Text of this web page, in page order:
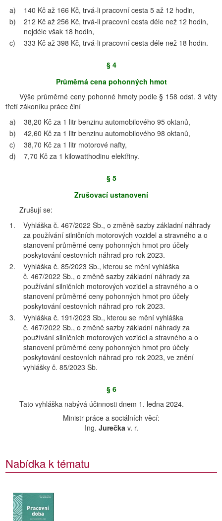
a)
140 Kč až 166 Kč, trvá-li pracovní cesta 5 až 12 hodin,
b)
212 Kč až 256 Kč, trvá-li pracovní cesta déle než 12 hodin,
nejdéle však 18 hodin,
c)
333 Kč až 398 Kč, trvá-li pracovní cesta déle než 18 hodin.
§ 4
Průměrná cena pohonných hmot
Výše průměrné ceny pohonné hmoty podle § 158 odst. 3 věty
třetí zákoníku práce činí
a)
38,20 Kč za 1 litr benzinu automobilového 95 oktanů,
b)
42,60 Kč za 1 litr benzinu automobilového 98 oktanů,
c)
38,70 Kč za 1 litr motorové nafty,
d)
7,70 Kč za 1 kilowatthodinu elektřiny.
§ 5
Zrušovací ustanovení
Zrušují se:
1.
Vyhláška č. 467/2022 Sb., o změně sazby základní náhrady
za používání silničních motorových vozidel a stravného a o
stanovení průměrné ceny pohonných hmot pro účely
poskytování cestovních náhrad pro rok 2023.
2.
Vyhláška č. 85/2023 Sb., kterou se mění vyhláška
č. 467/2022 Sb., o změně sazby základní náhrady za
používání silničních motorových vozidel a stravného a o
stanovení průměrné ceny pohonných hmot pro účely
poskytování cestovních náhrad pro rok 2023.
3.
Vyhláška č. 191/2023 Sb., kterou se mění vyhláška
č. 467/2022 Sb., o změně sazby základní náhrady za
používání silničních motorových vozidel a stravného a o
stanovení průměrné ceny pohonných hmot pro účely
poskytování cestovních náhrad pro rok 2023, ve znění
vyhlášky č. 85/2023 Sb.
§ 6
Tato vyhláška nabývá účinnosti dnem 1. ledna 2024.
Ministr práce a sociálních věcí:
Ing. Jurečkav. r.
Nabídka k tématu